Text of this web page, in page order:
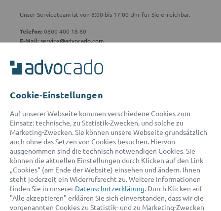
Unser Serviceteam ist von 8:00 bis 17:00 Uhr für Sie erreichbar.
Telefon:0800 400 18 80
E-Mail:service@advocado.com
© 2026 advocado - einfach online den passenden Rechtsanwalt finden
Auszeichnungen:
Cookie-Einstellungen
Auf unserer Webseite kommen verschiedene Cookies zum
Einsatz: technische, zu Statistik-Zwecken, und solche zu
Marketing-Zwecken. Sie können unsere Webseite grundsätzlich
auch ohne das Setzen von Cookies besuchen. Hiervon
ausgenommen sind die technisch notwendigen Cookies. Sie
können die aktuellen Einstellungen durch Klicken auf den Link
„Cookies“ (am Ende der Website) einsehen und ändern. Ihnen
steht jederzeit ein Widerrufsrecht zu. Weitere Informationen
finden Sie in unserer Datenschutzerklärung. Durch Klicken auf
"Alle akzeptieren" erklären Sie sich einverstanden, dass wir die
vorgenannten Cookies zu Statistik- und zu Marketing-Zwecken